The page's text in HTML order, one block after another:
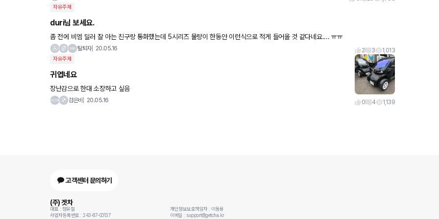
자유주제
duri님 보세요.
좀 전에 비엠 딜러 잘 아는 친구랑 통화했는데 5시리즈 물량이 한동안 이런식으로 적게 들어올 것 같다네요.... ㅠㅠ
탈퇴자 20.05.16 2 3 1,013
자유주제
귀엽네요
장난감으로 한대 소장하고 싶음
검은비 20.05.16 0 4 1,139
고객센터 문의하기
(주) 겟차
대표 : 정유철
사업자등록번호 : 243-87-00137
개인정보보호책임자 : 이동용
이메일 : support@getcha.kr